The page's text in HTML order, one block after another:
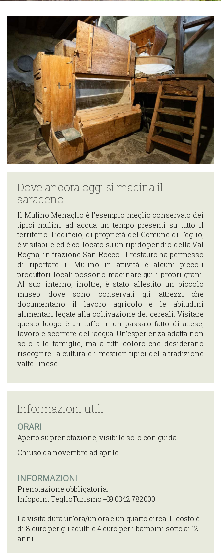
Scopri i
ciclabili
Scopri i
percorsi di
trekking
Cosa puoi fare
nei dintorni di
Teglio
OSPITALITÀ
Dove Dormire
Dove
Mangiare
TERRITORIO
EVENTI
COME
ARRIVARE
INFORMAZIONI
UTILI
ITA
ENG
Dove ancora oggi si macina il
saraceno
Il Mulino Menaglio è l’esempio meglio conservato dei
tipici mulini ad acqua un tempo presenti su tutto il
territorio. L’edificio, di proprietà del Comune di Teglio,
è visitabile ed è collocato su un ripido pendio della Val
Rogna, in frazione San Rocco. Il restauro ha permesso
di riportare il Mulino in attività e alcuni piccoli
produttori locali possono macinare qui i propri grani.
Al suo interno, inoltre, è stato allestito un piccolo
museo dove sono conservati gli attrezzi che
documentano il lavoro agricolo e le abitudini
alimentari legate alla coltivazione dei cereali. Visitare
questo luogo è un tuffo in un passato fatto di attese,
lavoro e scorrere dell’acqua. Un’esperienza adatta non
solo alle famiglie, ma a tutti coloro che desiderano
riscoprire la cultura e i mestieri tipici della tradizione
valtellinese.
Informazioni utili
ORARI
Aperto su prenotazione, visibile solo con guida.
Chiuso da novembre ad aprile.
INFORMAZIONI
Prenotazione obbligatoria:
Infopoint TeglioTurismo +39 0342 782000.
La visita dura un'ora/un'ora e un quarto circa. Il costo è
di 8 euro per gli adulti e 4 euro per i bambini sotto ai 12
anni.